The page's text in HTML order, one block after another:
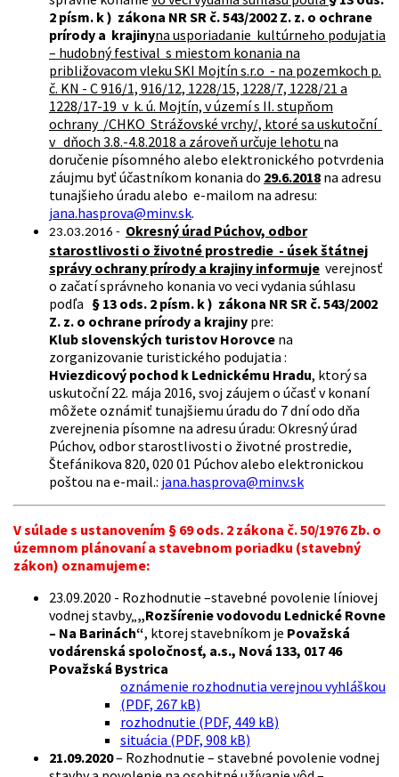
2 písm. k ) zákona NR SR č. 543/2002 Z. z. o ochrane
prírody a krajinyna usporiadanie kultúrneho podujatia
– hudobný festival s miestom konania na
približovacom vleku SKI Mojtín s.r.o - na pozemkoch p.
č. KN - C 916/1, 916/12, 1228/15, 1228/7, 1228/21 a
1228/17-19 v k. ú. Mojtín, v území s II. stupňom
ochrany /CHKO Strážovské vrchy/, ktoré sa uskutoční
v dňoch 3.8.-4.8.2018 a zároveň určuje lehotu na
doručenie písomného alebo elektronického potvrdenia
záujmu byť účastníkom konania do 29.6.2018 na adresu
tunajšieho úradu alebo e-mailom na adresu:
jana.hasprova@minv.sk.
23.03.2016 - Okresný úrad Púchov, odbor
starostlivosti o životné prostredie - úsek štátnej
správy ochrany prírody a krajiny informuje verejnosť
o začatí správneho konania vo veci vydania súhlasu
podľa § 13 ods. 2 písm. k ) zákona NR SR č. 543/2002
Z. z. o ochrane prírody a krajiny pre:
Klub slovenských turistov Horovce na
zorganizovanie turistického podujatia :
Hviezdicový pochod k Lednickému Hradu, ktorý sa
uskutoční 22. mája 2016, svoj záujem o účasť v konaní
môžete oznámiť tunajšiemu úradu do 7 dní odo dňa
zverejnenia písomne na adresu úradu: Okresný úrad
Púchov, odbor starostlivosti o životné prostredie,
Štefánikova 820, 020 01 Púchov alebo elektronickou
poštou na e-mail.: jana.hasprova@minv.sk
V súlade s ustanovením § 69 ods. 2 zákona č. 50/1976 Zb. o
územnom plánovaní a stavebnom poriadku (stavebný
zákon) oznamujeme:
23.09.2020 - Rozhodnutie –stavebné povolenie líniovej
vodnej stavby„„Rozšírenie vodovodu Lednické Rovne
– Na Barinách“, ktorej stavebníkom je Považská
vodárenská spoločnosť, a.s., Nová 133, 017 46
Považská Bystrica
oznámenie rozhodnutia verejnou vyhláškou
(PDF, 267 kB)
rozhodnutie (PDF, 449 kB)
situácia (PDF, 908 kB)
21.09.2020– Rozhodnutie – stavebné povolenie vodnej